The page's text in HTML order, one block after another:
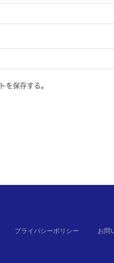
を保存する。
プライバシーポリシー お問